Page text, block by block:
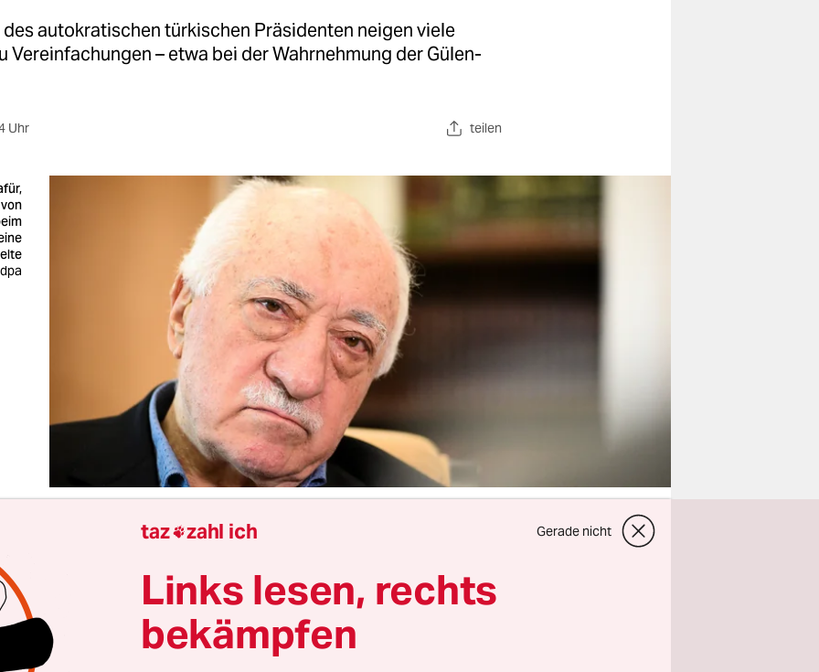
autokratischen türkischen Präsidenten neigen viele
Vereinfachungen – etwa bei der Wahrnehmung der Gülen-
Uhr teilen
Leser in Deutschland mag es sich wie eine
anhören, aber es ist trotzdem richtig: Nicht alles,
türkische Präsident sagt, ist von vornherein falsch.
taz zahl ich Gerade nicht
Links lesen, rechts
bekämpfen